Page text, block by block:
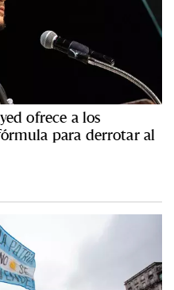
ofrece a los
para derrotar al